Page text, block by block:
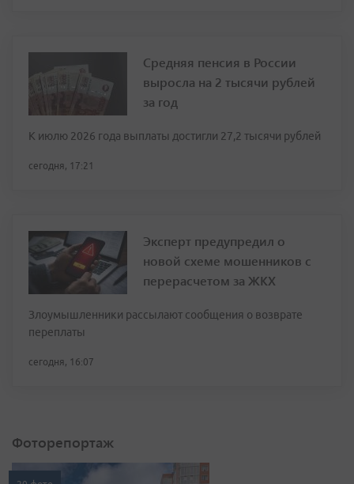
Средняя пенсия в России
выросла на 2 тысячи рублей
за год
К июлю 2026 года выплаты достигли 27,2 тысячи рублей
сегодня, 17:21
Эксперт предупредил о
новой схеме мошенников с
перерасчетом за ЖКХ
Злоумышленники рассылают сообщения о возврате
переплаты
сегодня, 16:07
Фоторепортаж